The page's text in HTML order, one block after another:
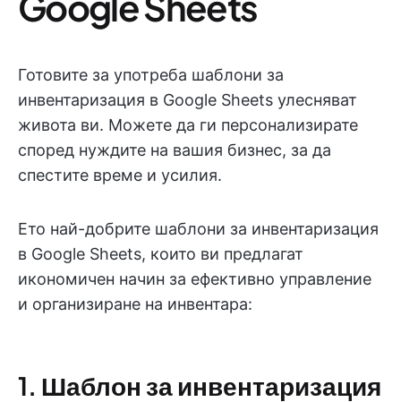
Готовите за употреба шаблони за
инвентаризация в Google Sheets улесняват
живота ви. Можете да ги персонализирате
според нуждите на вашия бизнес, за да
спестите време и усилия.
Ето най-добрите шаблони за инвентаризация
в Google Sheets, които ви предлагат
икономичен начин за ефективно управление
и организиране на инвентара:
1. Шаблон за инвентаризация